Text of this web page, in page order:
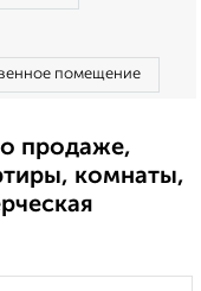
помещение
продаже,
комнаты,